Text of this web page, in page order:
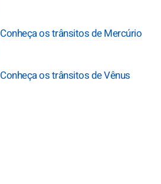
Conheça os trânsitos de Mercúrio
Conheça os trânsitos de Vênus